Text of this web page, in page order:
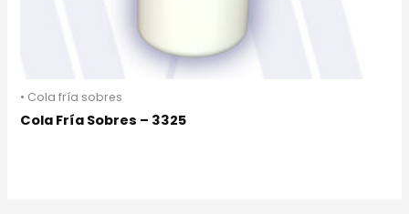
• Cola fría sobres
Cola Fría Sobres – 3325